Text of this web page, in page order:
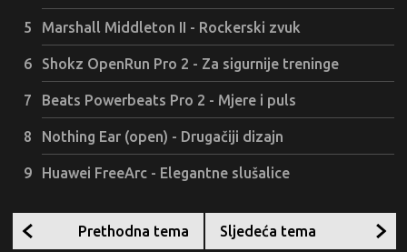
Marshall Middleton II - Rockerski zvuk
Shokz OpenRun Pro 2 - Za sigurnije treninge
Beats Powerbeats Pro 2 - Mjere i puls
Nothing Ear (open) - Drugačiji dizajn
Huawei FreeArc - Elegantne slušalice
Prethodna tema Sljedeća tema